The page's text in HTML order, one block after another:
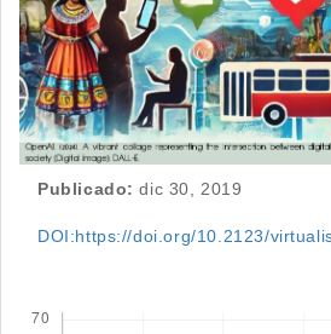
Publicado: dic 30, 2019
DOI:https://doi.org/10.2123/